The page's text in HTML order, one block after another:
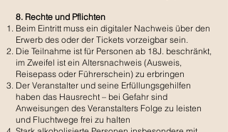
8. Rechte und Pflichten
Beim Eintritt muss ein digitaler Nachweis über den
Erwerb des oder der Tickets vorzeigbar sein.
Die Teilnahme ist für Personen ab 18J. beschränkt,
im Zweifel ist ein Altersnachweis (Ausweis,
Reisepass oder Führerschein) zu erbringen
Der Veranstalter und seine Erfüllungsgehilfen
haben das Hausrecht – bei Gefahr sind
Anweisungen des Veranstalters Folge zu leisten
und Fluchtwege frei zu halten